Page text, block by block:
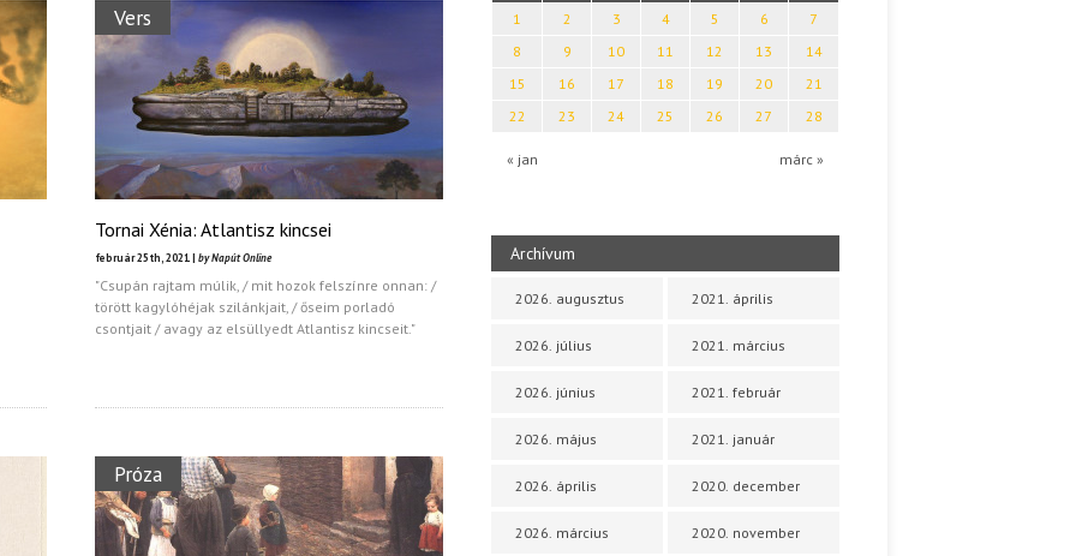
Vers
Tornai Xénia: Atlantisz kincsei
február 25th, 2021 | by Napút Online
"Csupán rajtam múlik, / mit hozok felszínre onnan: /
törött kagylóhéjak szilánkjait, / őseim porladó
csontjait / avagy az elsüllyedt Atlantisz kincseit."
Próza
« jan márc »
1 2 3 4 5 6
7
8
9 10 11 12 13
14
15
16 17 18 19 20
21
22
23 24 25 26 27 28
Archívum
2026. augusztus
2026. július
2026. június
2026. május
2026. április
2026. március
2021. április
2021. március
2021. február
2021. január
2020. december
2020. november